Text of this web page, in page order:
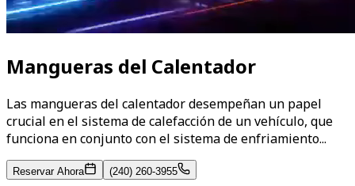
Mangueras del Calentador
Las mangueras del calentador desempeñan un papel
crucial en el sistema de calefacción de un vehículo, que
funciona en conjunto con el sistema de enfriamiento...
Reservar Ahora (240) 260-3955